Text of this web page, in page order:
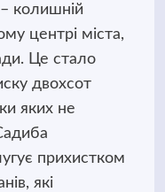
– колишній
центрі міста,
Це стало
двохсот
яких не
прихистком
які